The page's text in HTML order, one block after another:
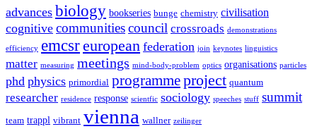
advances biology bookseries bunge chemistry civilisation
cognitive communitiescouncil crossroads demonstrations
efficiency emcsreuropean federation join keynotes linguistics
matter measuring meetings mind-body-problem optics organisations particles
phd physics primordial programmeproject quantum
researcher residence response scientfic sociology speeches stuff summit
team trappl vibrant vienna wallner zeilinger